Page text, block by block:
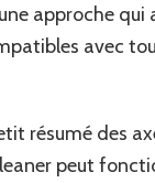
approche
avec
résumé des
peut